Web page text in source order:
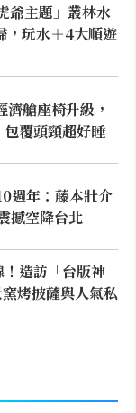
爺主題」叢林水
，玩水＋4大順遊
艙座椅升級，
覆頭頸超好睡
週年：藤本壯介
撼空降台北
造訪「台版神
烤披薩與人氣私